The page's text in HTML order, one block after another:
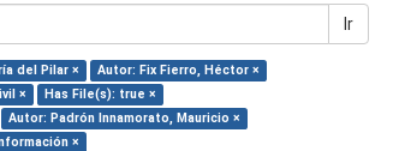
Ir
del Pilar ×
Autor: Fix Fierro, Héctor ×
×
Has File(s): true ×
Autor: Padrón Innamorato, Mauricio ×
×